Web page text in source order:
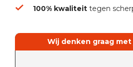
100% kwaliteit tegen
Wij denken graag met